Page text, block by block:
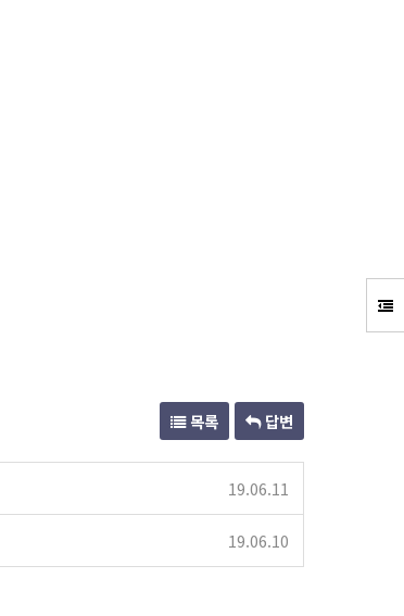
목록 답변
19.06.11
19.06.10